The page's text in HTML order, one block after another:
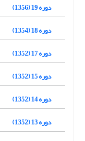
دوره 19 (1356)
دوره 18 (1354)
دوره 17 (1352)
دوره 15 (1352)
دوره 14 (1352)
دوره 13 (1352)